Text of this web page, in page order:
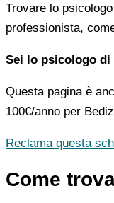
Trovare lo
professionista,
Sei lo psicologo di
Questa pagina è
100€/anno per
Reclama questa
Come